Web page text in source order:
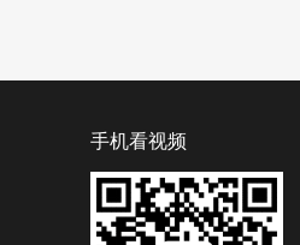
手机看视频